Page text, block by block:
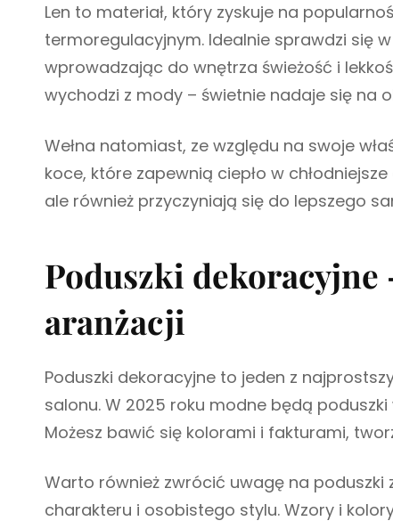
Len to materiał, który zyskuje na
termoregulacyjnym. Idealnie sprawdzi się
wprowadzając do wnętrza świeżość i
wychodzi z mody – świetnie nadaje się na
Wełna natomiast, ze względu na swoje
koce, które zapewnią ciepło w
ale również przyczyniają się do lepszego
Poduszki
aranżacji
Poduszki dekoracyjne to jeden z
salonu. W 2025 roku modne będą
Możesz bawić się kolorami i fakturami,
Warto również zwrócić uwagę na
charakteru i osobistego stylu. Wzory i